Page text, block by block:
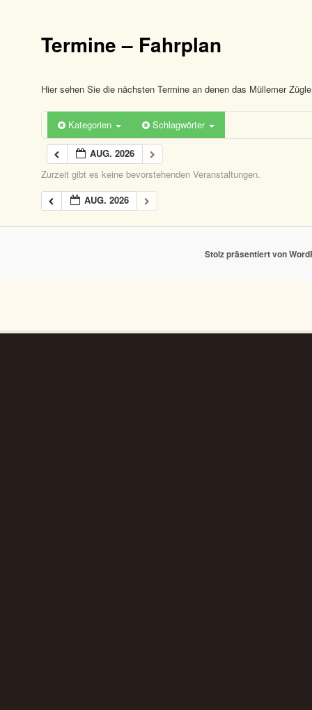
Termine – Fahrplan
Hier sehen Sie die nächsten Termine an denen das Müllemer
Kategorien Schlagwörter
AUG. 2026
Zurzeit gibt es keine bevorstehenden Veranstaltungen.
AUG. 2026
Stolz präsentiert von